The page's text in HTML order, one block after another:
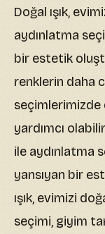
Doğal ışık,
aydınlatma
bir estetik
renklerin daha
seçimlerimizde
yardımcı
ile aydınlatma
yansıyan bir
ışık, evimizi
seçimi, giyim